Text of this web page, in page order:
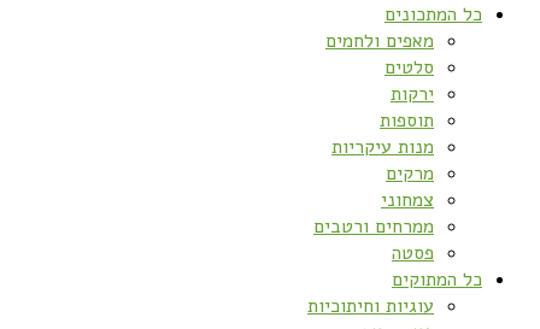
כל המתכונים
מאפים ולחמים
סלטים
ירקות
תוספות
מנות עיקריות
מרקים
צמחוני
ממרחים ורטבים
פסטה
כל המתוקים
עוגיות וחיתוכיות